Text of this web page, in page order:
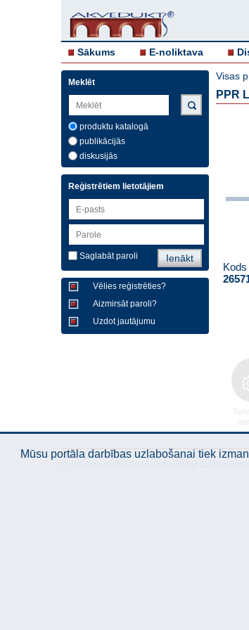
Sākums E-noliktava
Meklēt
produktu katalogā
publikācijās
diskusijās
Reģistrētiem lietotājiem
Saglabāt paroli
Vēlies reģistrēties?
Aizmirsāt paroli?
Uzdot jautājumu
Visas
PPR
Kods
Mūsu portāla darbības uzlabošanai tiek